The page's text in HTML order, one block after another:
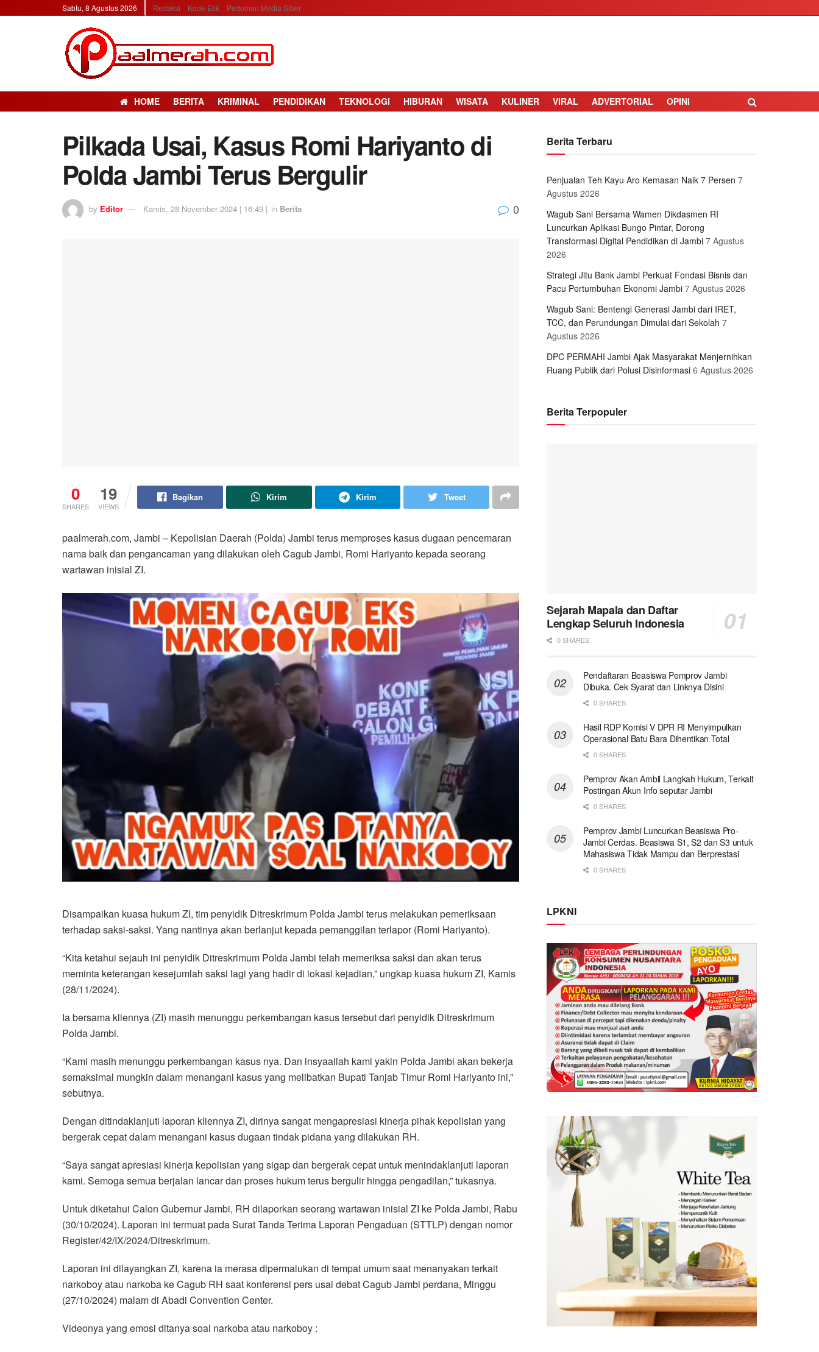
Sabtu, 8 Agustus 2026 Redaksi Kode Etik Pedoman Media Siber
HOME BERITA KRIMINAL PENDIDIKAN TEKNOLOGI HIBURAN WISATA KULINER VIRAL ADVERTORIAL OPINI
Pilkada Usai, Kasus Romi Hariyanto di
Polda Jambi Terus Bergulir
by Editor Kamis, 28 November 2024 | 16:49 | in Berita 0
0
SHARES
19
VIEWS
Bagikan Kirim Kirim Tweet
paalmerah.com, Jambi – Kepolisian Daerah (Polda) Jambi terus memproses kasus dugaan pencemaran
nama baik dan pengancaman yang dilakukan oleh Cagub Jambi, Romi Hariyanto kepada seorang
wartawan inisial ZI.
Disampaikan kuasa hukum ZI, tim penyidik Ditreskrimum Polda Jambi terus melakukan pemeriksaan
terhadap saksi-saksi. Yang nantinya akan berlanjut kepada pemanggilan terlapor (Romi Hariyanto).
“Kita ketahui sejauh ini penyidik Ditreskrimum Polda Jambi telah memeriksa saksi dan akan terus
meminta keterangan kesejumlah saksi lagi yang hadir di lokasi kejadian,” ungkap kuasa hukum ZI, Kamis
(28/11/2024).
Ia bersama kliennya (ZI) masih menunggu perkembangan kasus tersebut dari penyidik Ditreskrimum
Polda Jambi.
“Kami masih menunggu perkembangan kasus nya. Dan insyaallah kami yakin Polda Jambi akan bekerja
semaksimal mungkin dalam menangani kasus yang melibatkan Bupati Tanjab Timur Romi Hariyanto ini,”
sebutnya.
Dengan ditindaklanjuti laporan kliennya ZI, dirinya sangat mengapresiasi kinerja pihak kepolisian yang
bergerak cepat dalam menangani kasus dugaan tindak pidana yang dilakukan RH.
“Saya sangat apresiasi kinerja kepolisian yang sigap dan bergerak cepat untuk menindaklanjuti laporan
kami. Semoga semua berjalan lancar dan proses hukum terus bergulir hingga pengadilan,” tukasnya.
Untuk diketahui Calon Gubernur Jambi, RH dilaporkan seorang wartawan inisial ZI ke Polda Jambi, Rabu
(30/10/2024). Laporan ini termuat pada Surat Tanda Terima Laporan Pengaduan (STTLP) dengan nomor
Register/42/IX/2024/Ditreskrimum.
Laporan ini dilayangkan ZI, karena ia merasa dipermalukan di tempat umum saat menanyakan terkait
narkoboy atau narkoba ke Cagub RH saat konferensi pers usai debat Cagub Jambi perdana, Minggu
(27/10/2024) malam di Abadi Convention Center.
Videonya yang emosi ditanya soal narkoba atau narkoboy :
Berita Terbaru
Penjualan Teh Kayu Aro Kemasan Naik 7 Persen 7
Agustus 2026
Wagub Sani Bersama Wamen Dikdasmen RI
Luncurkan Aplikasi Bungo Pintar, Dorong
Transformasi Digital Pendidikan di Jambi 7 Agustus
2026
Strategi Jitu Bank Jambi Perkuat Fondasi Bisnis dan
Pacu Pertumbuhan Ekonomi Jambi 7 Agustus 2026
Wagub Sani: Bentengi Generasi Jambi dari IRET,
TCC, dan Perundungan Dimulai dari Sekolah 7
Agustus 2026
DPC PERMAHI Jambi Ajak Masyarakat Menjernihkan
Ruang Publik dari Polusi Disinformasi 6 Agustus 2026
Berita Terpopuler
Sejarah Mapala dan Daftar
Lengkap Seluruh Indonesia
0 SHARES
Pendaftaran Beasiswa Pemprov Jambi
Dibuka. Cek Syarat dan Linknya Disini
0 SHARES
Hasil RDP Komisi V DPR RI Menyimpulkan
Operasional Batu Bara Dihentikan Total
0 SHARES
Pemprov Akan Ambil Langkah Hukum, Terkait
Postingan Akun Info seputar Jambi
0 SHARES
Pemprov Jambi Luncurkan Beasiswa Pro-
Jambi Cerdas. Beasiswa S1, S2 dan S3 untuk
Mahasiswa Tidak Mampu dan Berprestasi
0 SHARES
LPKNI